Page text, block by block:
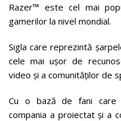
Razer™ este cel mai
gamerilor la nivel mondial.
Sigla care reprezintă
cele mai ușor de
video și a comunităților de
Cu o bază de fani care
compania a proiectat și a